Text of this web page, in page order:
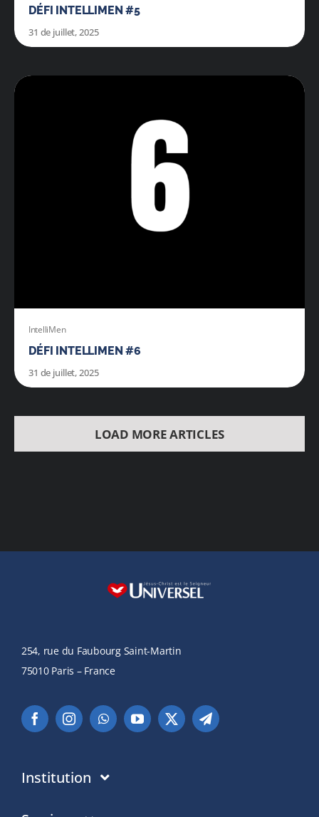
DÉFI INTELLIMEN #5
31 de juillet, 2025
IntelliMen
DÉFI INTELLIMEN #6
31 de juillet, 2025
LOAD MORE ARTICLES
254, rue du Faubourg Saint-Martin
75010 Paris – France
Institution
Institution